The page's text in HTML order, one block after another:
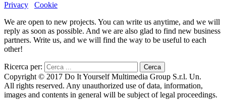
Privacy
Cookie
We are open to new projects. You can write us anytime, and we will
reply as soon as possible. And we are also glad to find new business
partners. Write us, and we will find the way to be useful to each
other!
Ricerca per:
Copyright © 2017 Do It Yourself Multimedia Group S.r.l. Un.
All rights reserved. Any unauthorized use of data, information,
images and contents in general will be subject of legal proceedings.